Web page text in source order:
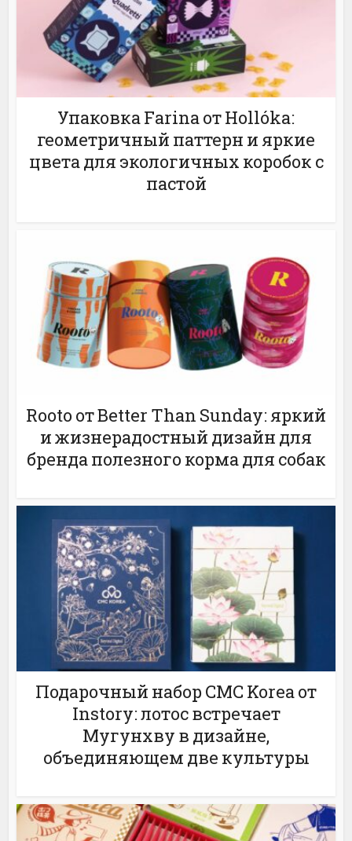
Упаковка Farina от Hollóka:
геометричный паттерн и яркие
цвета для экологичных коробок с
пастой
Rooto от Better Than Sunday: яркий
и жизнерадостный дизайн для
бренда полезного корма для собак
Подарочный набор CMC Korea от
Instory: лотос встречает
Мугунхву в дизайне,
объединяющем две культуры